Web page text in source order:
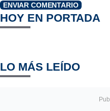
ENVIAR COMENTARIO
HOY EN PORTADA
LO MÁS LEÍDO